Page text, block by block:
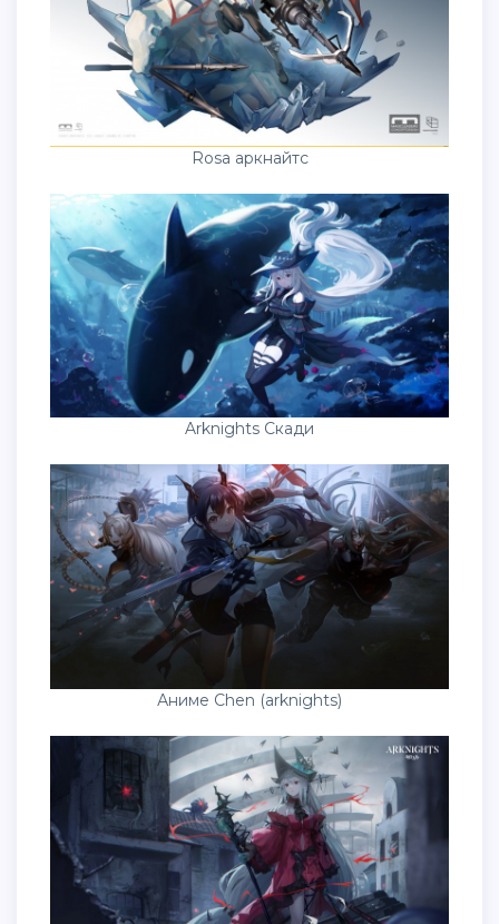
Rosa аркнайтс
Arknights Скади
Аниме Chen (arknights)